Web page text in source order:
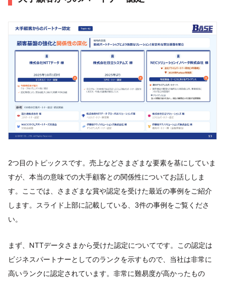
2つ目のトピックスです。売上などさまざまな要素を基にしていま
すが、本当の意味での大手顧客との関係性についてお話ししま
す。ここでは、さまざまな賞や認定を受けた最近の事例をご紹介
します。スライド上部に記載している、3件の事例をご覧くださ
い。
まず、NTTデータさまから受けた認定についてです。この認定は
ビジネスパートナーとしてのランクを示すもので、当社は非常に
高いランクに認定されています。非常に難易度が高かったもの